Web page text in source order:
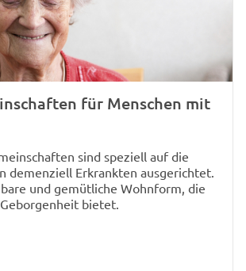
für Menschen mit
sind speziell auf die
demenziell Erkrankten ausgerichtet.
und gemütliche Wohnform, die
bietet.